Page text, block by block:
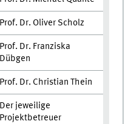
Prof. Dr. Oliver Scholz
Prof. Dr. Franziska
Dübgen
Prof. Dr. Christian Thein
Der jeweilige
Projektbetreuer